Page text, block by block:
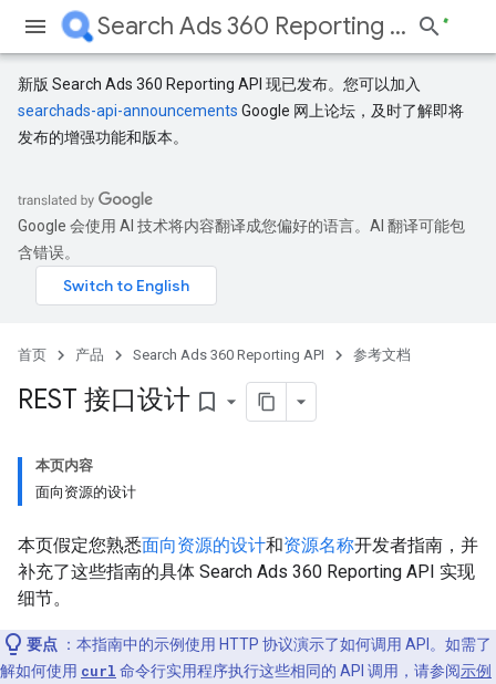
Search Ads 360 Reporting API
新版 Search Ads 360 Reporting API 现已发布。您可以加入
searchads-api-announcements Google 网上论坛，及时了解即将
发布的增强功能和版本。
Google 会使用 AI 技术将内容翻译成您偏好的语言。AI 翻译可能包
含错误。
首页 产品 Search Ads 360 Reporting API 参考文档
REST 接口设计 bookmark_border
本页内容
面向资源的设计
本页假定您熟悉面向资源的设计和资源名称开发者指南，并
补充了这些指南的具体 Search Ads 360 Reporting API 实现
细节。
要点 ：本指南中的示例使用 HTTP 协议演示了如何调用 API。如需了
解如何使用 curl 命令行实用程序执行这些相同的 API 调用，请参阅示例